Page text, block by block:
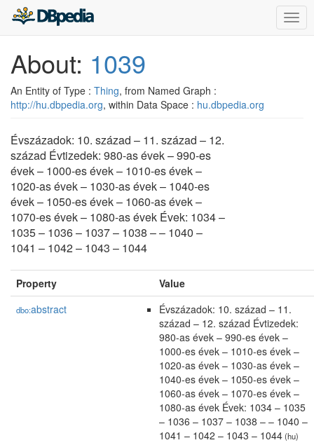
About: 1039
An Entity of Type : Thing, from Named Graph :
http://hu.dbpedia.org, within Data Space : hu.dbpedia.org
Évszázadok: 10. század – 11. század – 12.
század Évtizedek: 980-as évek – 990-es
évek – 1000-es évek – 1010-es évek –
1020-as évek – 1030-as évek – 1040-es
évek – 1050-es évek – 1060-as évek –
1070-es évek – 1080-as évek Évek: 1034 –
1035 – 1036 – 1037 – 1038 – – 1040 –
1041 – 1042 – 1043 – 1044
Property Value
dbo:abstract
Évszázadok: 10. század – 11.
század – 12. század Évtizedek:
980-as évek – 990-es évek –
1000-es évek – 1010-es évek –
1020-as évek – 1030-as évek –
1040-es évek – 1050-es évek –
1060-as évek – 1070-es évek –
1080-as évek Évek: 1034 – 1035
– 1036 – 1037 – 1038 – – 1040 –
1041 – 1042 – 1043 – 1044(hu)